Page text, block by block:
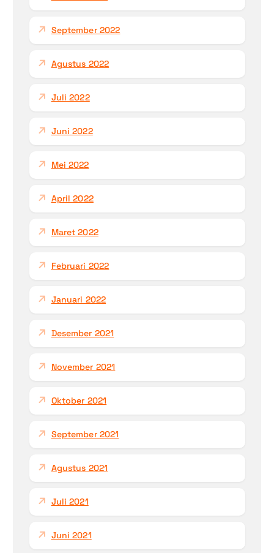
September 2022
Agustus 2022
Juli 2022
Juni 2022
Mei 2022
April 2022
Maret 2022
Februari 2022
Januari 2022
Desember 2021
November 2021
Oktober 2021
September 2021
Agustus 2021
Juli 2021
Juni 2021